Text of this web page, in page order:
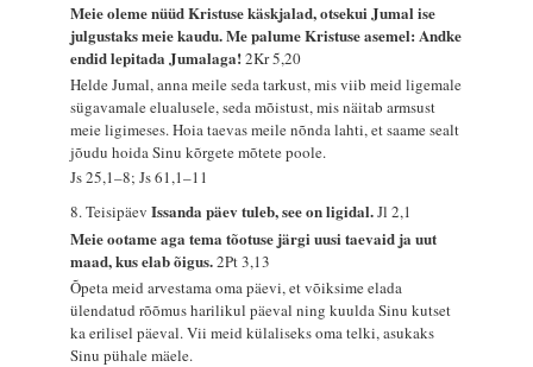
Meie oleme nüüd Kristuse käskjalad, otsekui Jumal ise
julgustaks meie kaudu. Me palume Kristuse asemel: Andke
endid lepitada Jumalaga!2Kr 5,20
Helde Jumal, anna meile seda tarkust, mis viib meid ligemale
sügavamale elualusele, seda mõistust, mis näitab armsust
meie ligimeses. Hoia taevas meile nõnda lahti, et saame sealt
jõudu hoida Sinu kõrgete mõtete poole.
Js 25,1–8; Js 61,1–11
8. TeisipäevIssanda päev tuleb, see on ligidal.Jl 2,1
Meie ootame aga tema tõotuse järgi uusi taevaid ja uut
maad, kus elab õigus.2Pt 3,13
Õpeta meid arvestama oma päevi, et võiksime elada
ülendatud rõõmus harilikul päeval ning kuulda Sinu kutset
ka erilisel päeval. Vii meid külaliseks oma telki, asukaks
Sinu pühale mäele.